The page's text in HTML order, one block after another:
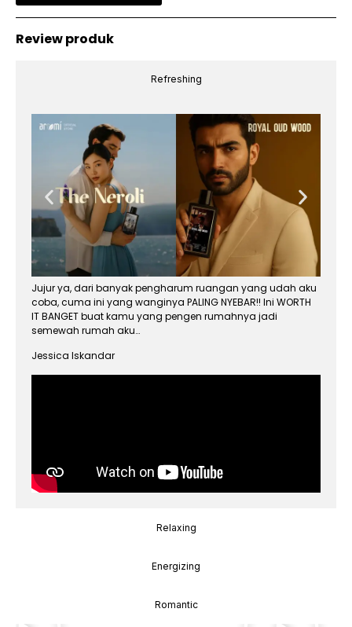
Review produk
Refreshing
Relaxing
Energizing
Romantic
Jujur ya, dari banyak pengharum ruangan yang udah aku
coba, cuma ini yang wanginya PALING NYEBAR!! Ini WORTH
IT BANGET buat kamu yang pengen rumahnya jadi
semewah rumah aku…
Jessica Iskandar